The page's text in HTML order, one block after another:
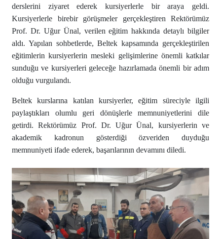
derslerini ziyaret ederek kursiyerlerle bir araya geldi.
Kursiyerlerle birebir görüşmeler gerçekleştiren Rektörümüz
Prof. Dr. Uğur Ünal, verilen eğitim hakkında detaylı bilgiler
aldı. Yapılan sohbetlerde, Beltek kapsamında gerçekleştirilen
eğitimlerin kursiyerlerin mesleki gelişimlerine önemli katkılar
sunduğu ve kursiyerleri geleceğe hazırlamada önemli bir adım
olduğu vurgulandı.
Beltek kurslarına katılan kursiyerler, eğitim süreciyle ilgili
paylaştıkları olumlu geri dönüşlerle memnuniyetlerini dile
getirdi. Rektörümüz Prof. Dr. Uğur Ünal, kursiyerlerin ve
akademik kadronun gösterdiği özveriden duyduğu
memnuniyeti ifade ederek, başarılarının devamını diledi.